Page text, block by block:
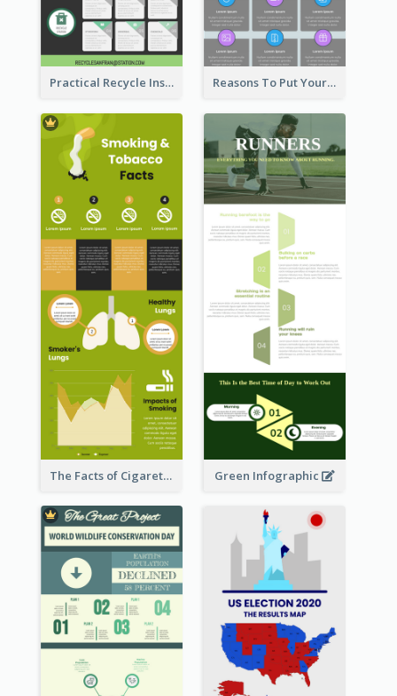
Practical Recycle Instruction Infographic Design Ideas Reasons To Put Your Phone Away Infographic
The Facts of Cigarette Infographic Green Infographic